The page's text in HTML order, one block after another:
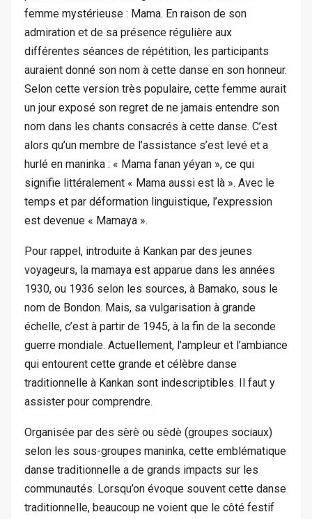
femme mystérieuse : Mama. En raison de son
admiration et de sa présence régulière aux
différentes séances de répétition, les participants
auraient donné son nom à cette danse en son honneur.
Selon cette version très populaire, cette femme aurait
un jour exposé son regret de ne jamais entendre son
nom dans les chants consacrés à cette danse. C’est
alors qu’un membre de l’assistance s’est levé et a
hurlé en maninka : « Mama fanan yéyan », ce qui
signifie littéralement « Mama aussi est là ». Avec le
temps et par déformation linguistique, l’expression
est devenue « Mamaya ».
Pour rappel, introduite à Kankan par des jeunes
voyageurs, la mamaya est apparue dans les années
1930, ou 1936 selon les sources, à Bamako, sous le
nom de Bondon. Mais, sa vulgarisation à grande
échelle, c’est à partir de 1945, à la fin de la seconde
guerre mondiale. Actuellement, l’ampleur et l’ambiance
qui entourent cette grande et célèbre danse
traditionnelle à Kankan sont indescriptibles. Il faut y
assister pour comprendre.
Organisée par des sèrè ou sèdè (groupes sociaux)
selon les sous-groupes maninka, cette emblématique
danse traditionnelle a de grands impacts sur les
communautés. Lorsqu’on évoque souvent cette danse
traditionnelle, beaucoup ne voient que le côté festif